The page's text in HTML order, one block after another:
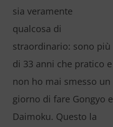
sia veramente
qualcosa di
straordinario: sono più
di 33 anni che pratico e
non ho mai smesso un
giorno di fare Gongyo e
Daimoku. Questo la